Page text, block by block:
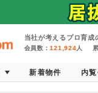
当社が考えるプロ育成
会員数：121,924人
新着物件 内